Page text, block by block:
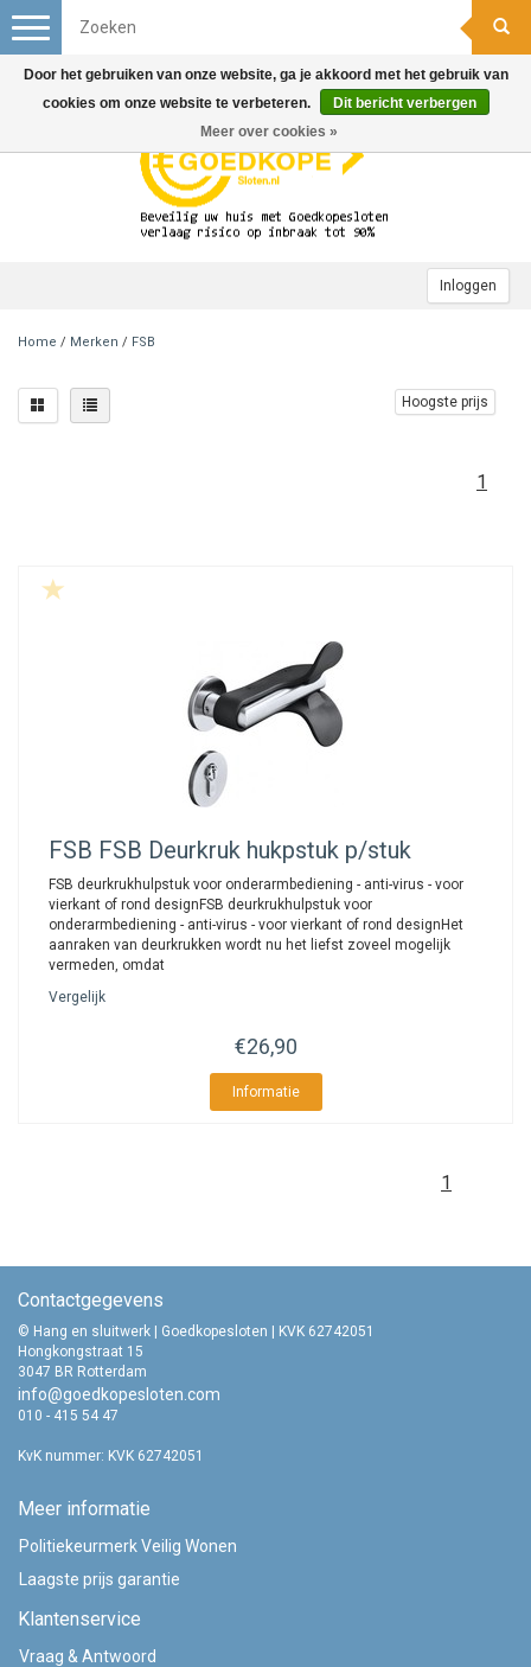
Inloggen
Toggle
navigation
Home / Merken / FSB
Hoogste prijs
1
FSB FSB Deurkruk hukpstuk p/stuk
FSB deurkrukhulpstuk voor onderarmbediening - anti-virus - voor
vierkant of rond designFSB deurkrukhulpstuk voor
onderarmbediening - anti-virus - voor vierkant of rond designHet
aanraken van deurkrukken wordt nu het liefst zoveel mogelijk
vermeden, omdat
Vergelijk
€26,90
Informatie
1
Contactgegevens
© Hang en sluitwerk | Goedkopesloten | KVK 62742051
Hongkongstraat 15
3047 BR Rotterdam
info@goedkopesloten.com
010 - 415 54 47
KvK nummer: KVK 62742051
Meer informatie
Politiekeurmerk Veilig Wonen
Laagste prijs garantie
Klantenservice
Vraag & Antwoord
Door het gebruiken van onze website, ga je akkoord met het gebruik van
cookies om onze website te verbeteren.
Dit bericht verbergen
Meer over cookies »